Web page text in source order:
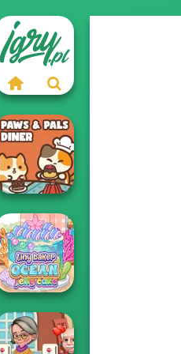
Paws & Pals
Diner
Tiny Baker Ocean